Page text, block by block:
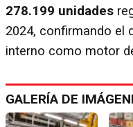
278.199 unidades
2024, confirmando el
interno como motor
GALERÍA DE